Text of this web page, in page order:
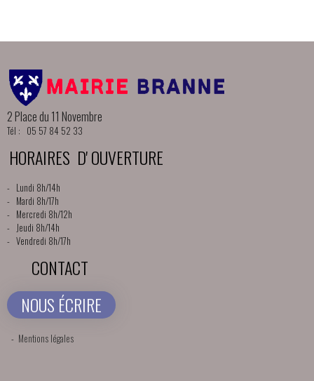
2 Place du 11 Novembre
Tél : 05 57 84 52 33
HORAIRES D' OUVERTURE
- Lundi 8h/14h
- Mardi 8h/17h
- Mercredi 8h/12h
- Jeudi 8h/14h
- Vendredi 8h/17h
CONTACT
NOUS ÉCRIRE
- Mentions légales